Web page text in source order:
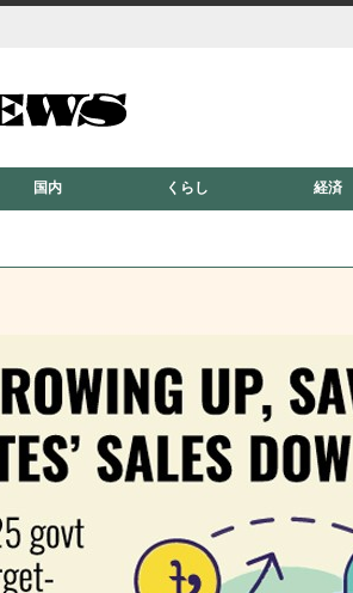
国内 くらし 経済